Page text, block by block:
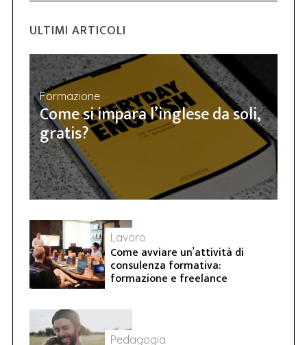
ULTIMI ARTICOLI
Formazione
Come si impara l’inglese da soli,
gratis?
Lavoro
Come avviare un’attività di
consulenza formativa:
formazione e freelance
Pedagogia